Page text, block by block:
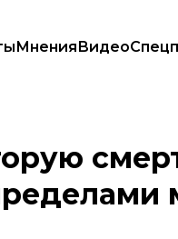
МненияВидео
за пределами материкового